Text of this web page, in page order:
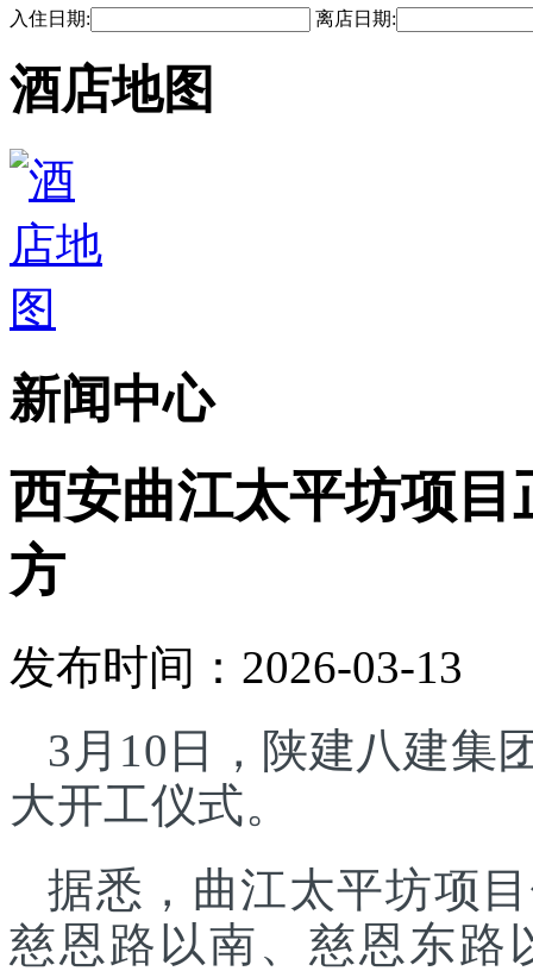
入住日期: 离店日期:
酒店地图
新闻中心
西安曲江太平坊项目
方
发布时间：2026-03-13
3月10日，陕建八建集
大开工仪式。
据悉，曲江太平坊项
慈恩路以南、慈恩东路